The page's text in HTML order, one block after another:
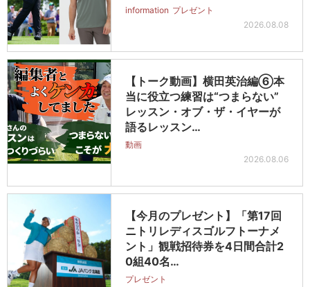
information プレゼント
2026.08.08
【トーク動画】横田英治編⑥本
当に役立つ練習は“つまらない”
レッスン・オブ・ザ・イヤーが
語るレッスン…
動画
2026.08.06
【今月のプレゼント】「第17回
ニトリレディスゴルフトーナメ
ント」観戦招待券を4日間合計2
0組40名…
プレゼント